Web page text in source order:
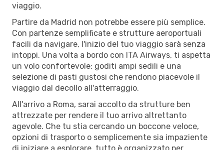
viaggio.
Partire da Madrid non potrebbe essere più semplice.
Con partenze semplificate e strutture aeroportuali
facili da navigare, l'inizio del tuo viaggio sarà senza
intoppi. Una volta a bordo con ITA Airways, ti aspetta
un volo confortevole: goditi ampi sedili e una
selezione di pasti gustosi che rendono piacevole il
viaggio dal decollo all'atterraggio.
All'arrivo a Roma, sarai accolto da strutture ben
attrezzate per rendere il tuo arrivo altrettanto
agevole. Che tu stia cercando un boccone veloce,
opzioni di trasporto o semplicemente sia impaziente